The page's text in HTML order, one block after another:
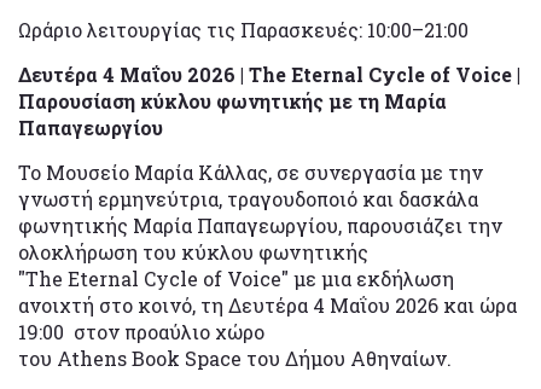
Ωράριο λειτουργίας τις Παρασκευές: 10:00–21:00
Δευτέρα 4 Μαΐου 2026 | The Eternal Cycle of Voice |
Παρουσίαση κύκλου φωνητικής με τη Μαρία
Παπαγεωργίου
Το Μουσείο Μαρία Κάλλας, σε συνεργασία με την
γνωστή ερμηνεύτρια, τραγουδοποιό και δασκάλα
φωνητικής Μαρία Παπαγεωργίου, παρουσιάζει την
ολοκλήρωση του κύκλου φωνητικής
"The Eternal Cycle of Voice" με μια εκδήλωση
ανοιχτή στο κοινό, τη Δευτέρα 4 Μαΐου 2026 και ώρα
19:00 στον προαύλιο χώρο
του Athens Book Space του Δήμου Αθηναίων.